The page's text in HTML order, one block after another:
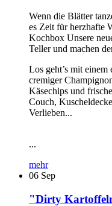
Wenn die Blätter
es Zeit für herzhafte
Kochbox Unsere
Teller und machen
Los geht’s mit
cremiger
Käsechips und
Couch,
Verlieben...
...
mehr
06 Sep
"Dirty